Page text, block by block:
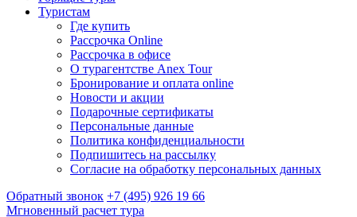
Туристам
Где купить
Рассрочка Online
Рассрочка в офисе
О турагентстве Anex Tour
Бронирование и оплата online
Новости и акции
Подарочные сертификаты
Персональные данные
Политика конфиденциальности
Подпишитесь на рассылку
Согласие на обработку персональных данных
Обратный звонок +7 (495) 926 19 66
Мгновенный расчет тура